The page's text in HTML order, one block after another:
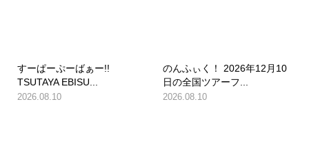
すーぱーぷーばぁー!!
TSUTAYA EBISU...
2026.08.10
のんふぃく！ 2026年12月10
日の全国ツアーフ...
2026.08.10